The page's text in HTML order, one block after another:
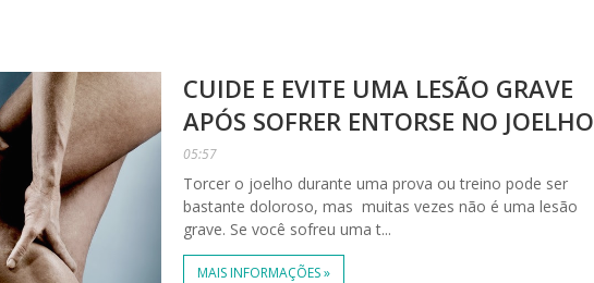
CUIDE E EVITE UMA LESÃO GRAVE
APÓS SOFRER ENTORSE NO JOELHO
05:57
Torcer o joelho durante uma prova ou treino pode ser
bastante doloroso, mas muitas vezes não é uma lesão
grave. Se você sofreu uma t...
MAIS INFORMAÇÕES »